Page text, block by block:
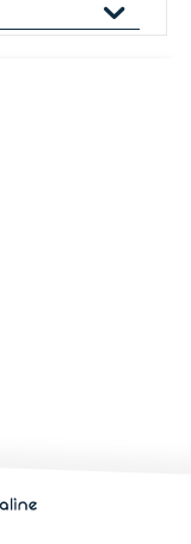
Marchés publics